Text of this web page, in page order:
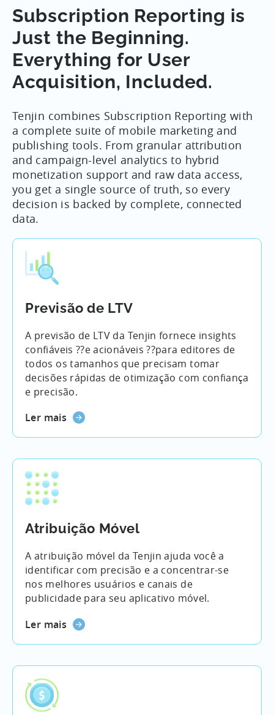
Subscription Reporting is
Just the Beginning.
Everything for User
Acquisition, Included.
Tenjin combines Subscription Reporting with
a complete suite of mobile marketing and
publishing tools. From granular attribution
and campaign-level analytics to hybrid
monetization support and raw data access,
you get a single source of truth, so every
decision is backed by complete, connected
data.
Previsão de LTV
A previsão de LTV da Tenjin fornece insights
confiáveis ??e acionáveis ??para editores de
todos os tamanhos que precisam tomar
decisões rápidas de otimização com confiança
e precisão.
Ler mais
Atribuição Móvel
A atribuição móvel da Tenjin ajuda você a
identificar com precisão e a concentrar-se
nos melhores usuários e canais de
publicidade para seu aplicativo móvel.
Ler mais